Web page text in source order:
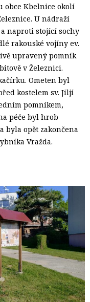
obce Kbelnice okolí
U nádraží
naproti stojící sochy
rakouské vojíny ev.
upravený pomník
v Železnici.
Ometen byl
kostelem sv. Jiljí
pomníkem,
péče byl hrob
byla opět zakončena
Vražda.